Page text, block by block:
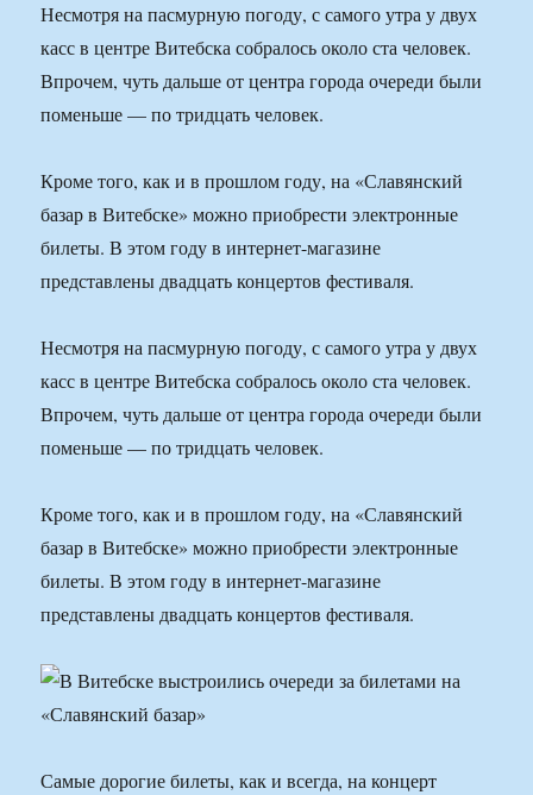
Несмотря на пасмурную погоду, с самого утра у двух
касс в центре Витебска собралось около ста человек.
Впрочем, чуть дальше от центра города очереди были
поменьше — по тридцать человек.
Кроме того, как и в прошлом году, на «Славянский
базар в Витебске» можно приобрести электронные
билеты. В этом году в интернет-магазине
представлены двадцать концертов фестиваля.
Несмотря на пасмурную погоду, с самого утра у двух
касс в центре Витебска собралось около ста человек.
Впрочем, чуть дальше от центра города очереди были
поменьше — по тридцать человек.
Кроме того, как и в прошлом году, на «Славянский
базар в Витебске» можно приобрести электронные
билеты. В этом году в интернет-магазине
представлены двадцать концертов фестиваля.
Самые дорогие билеты, как и всегда, на концерт